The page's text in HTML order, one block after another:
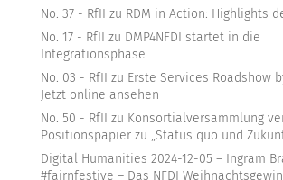
No. 37 - RfII zu RDM in Action: Highlights
No. 17 - RfII zu DMP4NFDI startet in die
Integrationsphase
No. 03 - RfII zu Erste Services Roadshow
Jetzt online ansehen
No. 50 - RfII zu Konsortialversammlung
Positionspapier zu „Status quo und
Digital Humanities 2024-12-05 – Ingram
#fairnfestive – Das NFDI